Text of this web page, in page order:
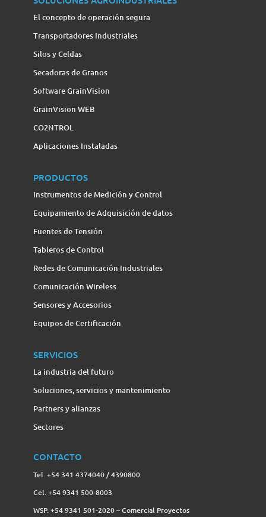
El concepto de operación segura
Transportadores Industriales
Silos y Celdas
Secadoras de Granos
Software GrainVision
GrainVision WEB
CO2NTROL
Aplicaciones Instaladas
PRODUCTOS
Instrumentos de Medición y Control
Equipamiento de Adquisición de datos
Fuentes de Tensión
Tableros de Control
Redes de Comunicación Industriales
Comunicación Wireless
Sensores y Accesorios
Equipos de Certificación
SERVICIOS
La industria del futuro
Soluciones, servicios y mantenimiento
Partners y alianzas
Sectores
CONTACTO
Tel. +54 341 4374040 / 4390800
Cel. +54 9341 500-8003
WSP. +54 9341 501-2020 – Comercial Proyectos